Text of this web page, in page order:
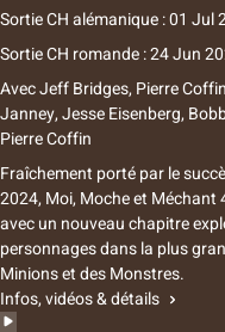
Sortie CH alémanique : 01 Jul
Sortie CH romande : 24 Jun
AvecJeff Bridges, Pierre Coffin
Janney,Jesse Eisenberg,
Pierre Coffin
Fraîchement porté par le
2024, Moi, Moche et
avec un nouveau chapitre
personnages dans la plus
Minions et des Monstres.
Infos, vidéos & détails